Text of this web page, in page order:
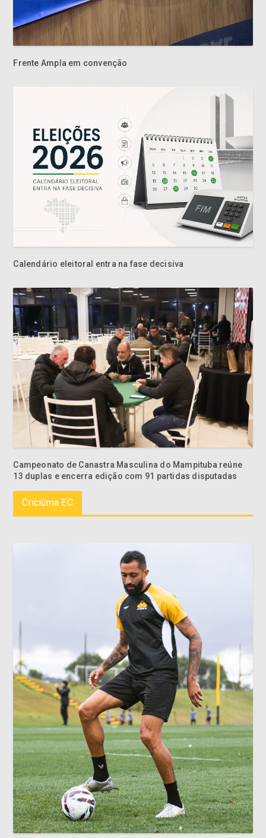
Frente Ampla em convenção
Calendário eleitoral entra na fase decisiva
Campeonato de Canastra Masculina do Mampituba reúne
13 duplas e encerra edição com 91 partidas disputadas
Criciúma EC
Criciúma Esporte Clube divulga Serviço de Jogo para
Criciúma X Náutico